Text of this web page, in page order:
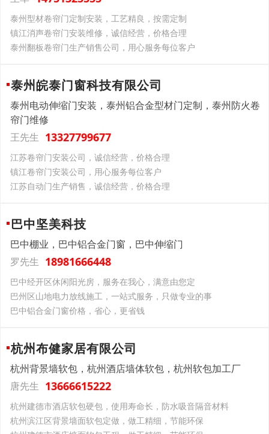
泰州型材卷帘门定制安装，工艺精良，按需定制
镇江消声卷帘门安装维修，诚信经营，价格合理
泰州翻板卷帘门生产销售公司，用心服务每位客户
泰州皖泰门窗科技有限公司
泰州电动伸缩门安装，泰州铝合金型材门定制，泰州防火卷
帘门维修
王先生 13327799677
江苏卷帘门安装公司，诚信经营，价格合理
镇江卷帘门安装公司，用心服务每位客户
江苏自动门生产销售，诚信经营，价格合理
巴中坚美科技
巴中棚业，巴中铝合金门窗，巴中伸缩门
罗先生 18981666448
巴中经开区休闲阳光房，服务在我心，满意由您定
巴州区山地电力放线施工，一站式服务，只做专业的事
巴中铝合金门窗价格，省心，更省钱
杭州布健家居有限公司
杭州背景墙软包，杭州酒店墙体软包，杭州软包加工厂
唐先生 13666615222
杭州建德市酒店软包硬包，使用寿命长，防水吸音隔音材料
杭州滨江区背景墙面软包定做，做工精细，节能环保